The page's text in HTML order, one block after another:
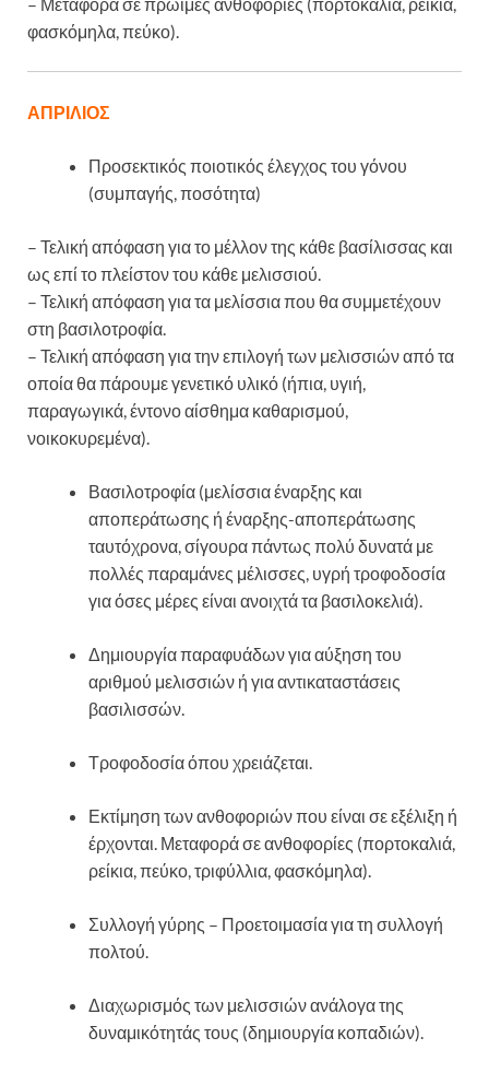
φασκόμηλα, πεύκο).
ΑΠΡΙΛΙΟΣ
Προσεκτικός ποιοτικός έλεγχος του γόνου
(συμπαγής, ποσότητα)
– Τελική απόφαση για το μέλλον της κάθε βασίλισσας και
ως επί το πλείστον του κάθε μελισσιού.
– Τελική απόφαση για τα μελίσσια που θα συμμετέχουν
στη βασιλοτροφία.
– Τελική απόφαση για την επιλογή των μελισσιών από τα
οποία θα πάρουμε γενετικό υλικό (ήπια, υγιή,
παραγωγικά, έντονο αίσθημα καθαρισμού,
νοικοκυρεμένα).
Βασιλοτροφία (μελίσσια έναρξης και
αποπεράτωσης ή έναρξης-αποπεράτωσης
ταυτόχρονα, σίγουρα πάντως πολύ δυνατά με
πολλές παραμάνες μέλισσες, υγρή τροφοδοσία
για όσες μέρες είναι ανοιχτά τα βασιλοκελιά).
Δημιουργία παραφυάδων για αύξηση του
αριθμού μελισσιών ή για αντικαταστάσεις
βασιλισσών.
Τροφοδοσία όπου χρειάζεται.
Εκτίμηση των ανθοφοριών που είναι σε εξέλιξη ή
έρχονται. Μεταφορά σε ανθοφορίες (πορτοκαλιά,
ρείκια, πεύκο, τριφύλλια, φασκόμηλα).
Συλλογή γύρης – Προετοιμασία για τη συλλογή
πολτού.
Διαχωρισμός των μελισσιών ανάλογα της
δυναμικότητάς τους (δημιουργία κοπαδιών).